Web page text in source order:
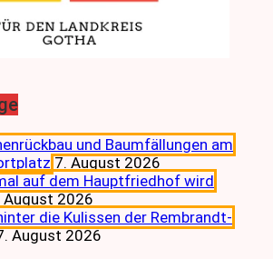
und Baumfällungen am
7. August 2026
auf dem Hauptfriedhof wird
August 2026
die Kulissen der Rembrandt-
August 2026